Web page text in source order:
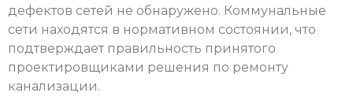
дефектов сетей не обнаружено. Коммунальные
сети находятся в нормативном состоянии, что
подтверждает правильность принятого
проектировщиками решения по ремонту
канализации.